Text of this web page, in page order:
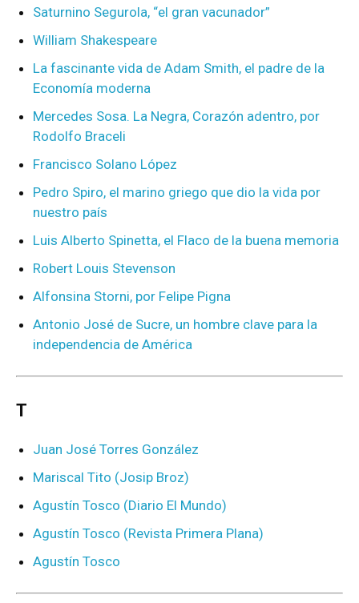
Saturnino Segurola, “el gran vacunador”
William Shakespeare
La fascinante vida de Adam Smith, el padre de la
Economía moderna
Mercedes Sosa. La Negra, Corazón adentro, por
Rodolfo Braceli
Francisco Solano López
Pedro Spiro, el marino griego que dio la vida por
nuestro país
Luis Alberto Spinetta, el Flaco de la buena memoria
Robert Louis Stevenson
Alfonsina Storni, por Felipe Pigna
Antonio José de Sucre, un hombre clave para la
independencia de América
T
Juan José Torres González
Mariscal Tito (Josip Broz)
Agustín Tosco (Diario El Mundo)
Agustín Tosco (Revista Primera Plana)
Agustín Tosco